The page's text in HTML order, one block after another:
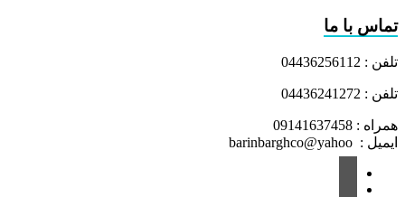
تماس با ما
تلفن : 04436256112
تلفن : 04436241272
همراه : 09141637458
ایمیل : barinbarghco@yahoo